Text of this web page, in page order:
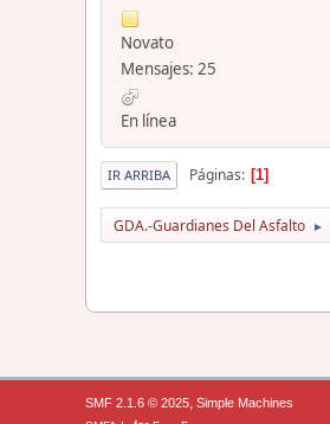
Novato
Mensajes: 25
En línea
IR ARRIBA Páginas 1
GDA.-Guardianes Del Asfalto ►
SMF 2.1.6 © 2025, Simple Machines